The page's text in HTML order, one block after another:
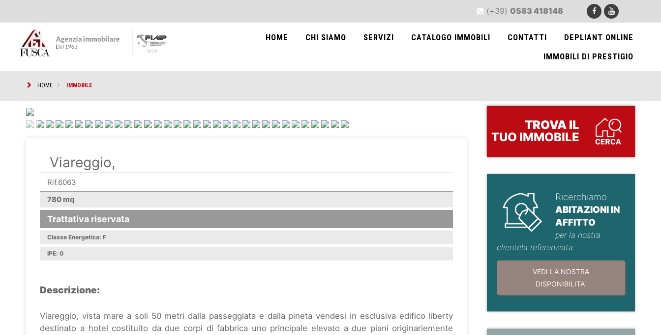
(+39)0583 418148
HOME CHI SIAMO SERVIZI CATALOGO IMMOBILI CONTATTI
DEPLIANT ONLINE
IMMOBILI DI PRESTIGIO
HOME IMMOBILE
Viareggio,
Rif.6063
780 mq
Trattativa riservata
Classe Energetica: F
IPE: 0
Descrizione:
Viareggio, vista mare a soli 50 metri dalla passeggiata e dalla pineta vendesi in esclusiva edifico liberty
destinato a hotel costituito da due corpi di fabbrica uno principale elevato a due piani originariemente
TROVA IL
TUO IMMOBILE
Ricerchiamo
ABITAZIONI IN
AFFITTO
per la nostra
clientela referenziata
VEDI LA NOSTRA
DISPONIBILITA'